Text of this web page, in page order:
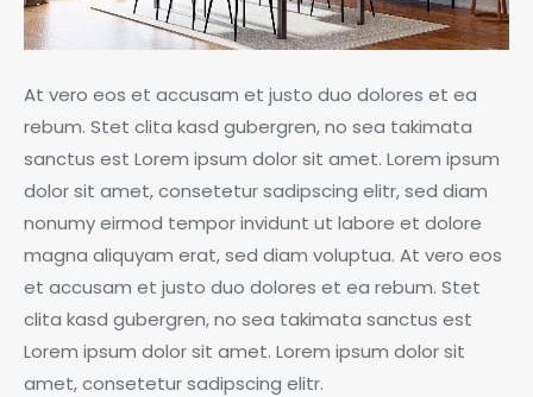
At vero eos et accusam et justo duo dolores et ea
rebum. Stet clita kasd gubergren, no sea takimata
sanctus est Lorem ipsum dolor sit amet. Lorem ipsum
dolor sit amet, consetetur sadipscing elitr, sed diam
nonumy eirmod tempor invidunt ut labore et dolore
magna aliquyam erat, sed diam voluptua. At vero eos
et accusam et justo duo dolores et ea rebum. Stet
clita kasd gubergren, no sea takimata sanctus est
Lorem ipsum dolor sit amet. Lorem ipsum dolor sit
amet, consetetur sadipscing elitr.